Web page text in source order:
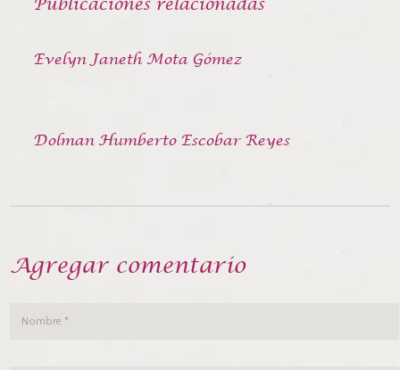
Evelyn Janeth Mota Gómez
Dolman Humberto Escobar Reyes
Agregar comentario